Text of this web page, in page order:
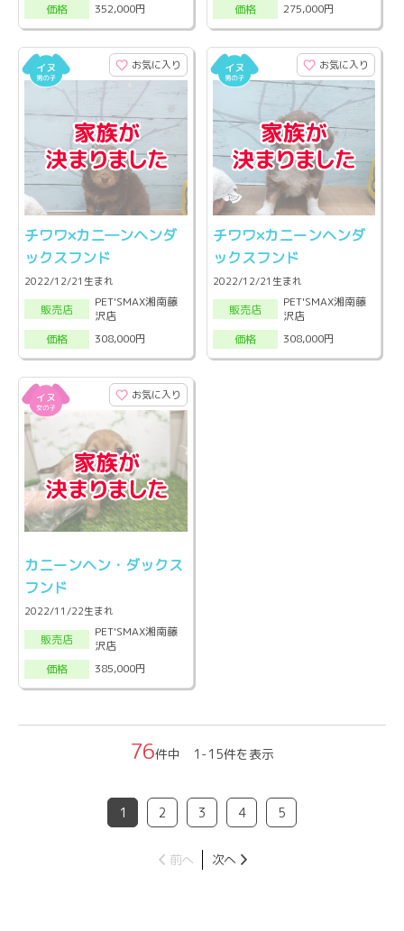
価格
352,000円
価格
275,000円
お気に入り
チワワ×カニ―ンヘンダ
ックスフンド
2022/12/21生まれ
販売店
PET'SMAX湘南藤
沢店
価格
308,000円
お気に入り
チワワ×カニーンヘンダ
ックスフンド
2022/12/21生まれ
販売店
PET'SMAX湘南藤
沢店
価格
308,000円
お気に入り
カニーンヘン・ダックス
フンド
2022/11/22生まれ
販売店
PET'SMAX湘南藤
沢店
価格
385,000円
76件中 1-15件を表示
1 2 3 4 5
前へ 次へ